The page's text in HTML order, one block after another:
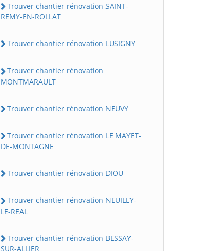
Trouver chantier rénovation SAINT-
REMY-EN-ROLLAT
Trouver chantier rénovation LUSIGNY
Trouver chantier rénovation
MONTMARAULT
Trouver chantier rénovation NEUVY
Trouver chantier rénovation LE MAYET-
DE-MONTAGNE
Trouver chantier rénovation DIOU
Trouver chantier rénovation NEUILLY-
LE-REAL
Trouver chantier rénovation BESSAY-
SUR-ALLIER